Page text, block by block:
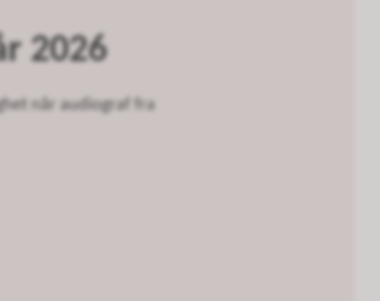
2026
når audiograf fra